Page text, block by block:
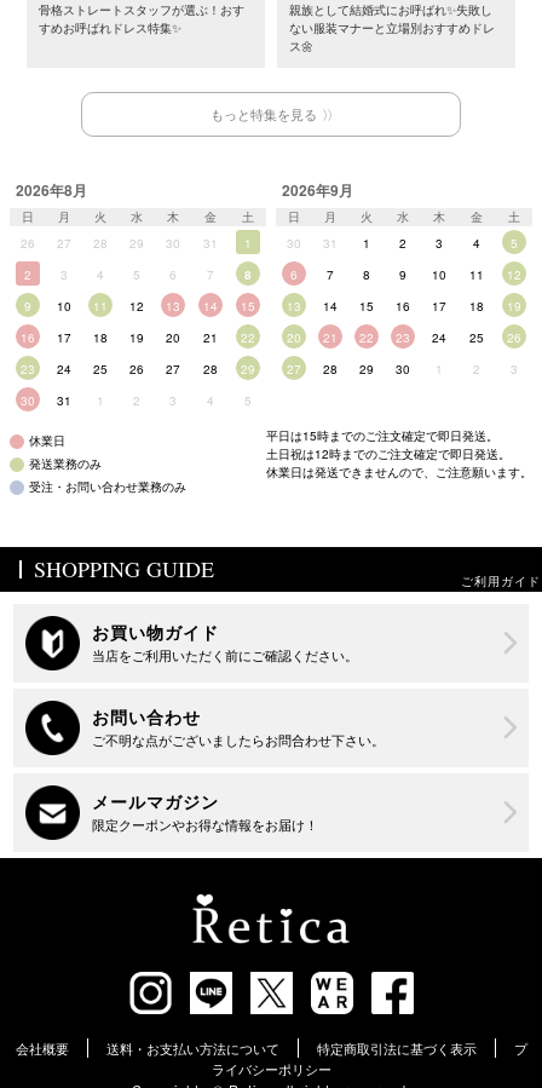
骨格ストレートスタッフが選ぶ！おす
すめお呼ばれドレス特集✨
親族として結婚式にお呼ばれ✨失敗し
ない服装マナーと立場別おすすめドレ
ス🌼
もっと特集を見る
2026年8月
日 月 火 水 木 金
土
26
27 28 29 30 31
1
2
3 4 5 6 7
8
9
10 11 12 13 14
15
16
17 18 19 20 21
22
23
24 25 26 27 28
29
30
31 1 2 3 4 5
2026年9月
日 月 火 水 木 金
土
30
31 1 2 3 4
5
6
7 8 9 10 11
12
13
14 15 16 17 18
19
20
21 22 23 24 25
26
27
28 29 30 1 2 3
休業日
発送業務のみ
受注・お問い合わせ業務のみ
平日は15時までのご注文確定で即日発送。
土日祝は12時までのご注文確定で即日発送。
休業日は発送できませんので、ご注意願います。
SHOPPING GUIDE ご利用ガイド
会社概要 送料・お支払い方法について 特定商取引法に基づく表示
プ
ライバシーポリシー